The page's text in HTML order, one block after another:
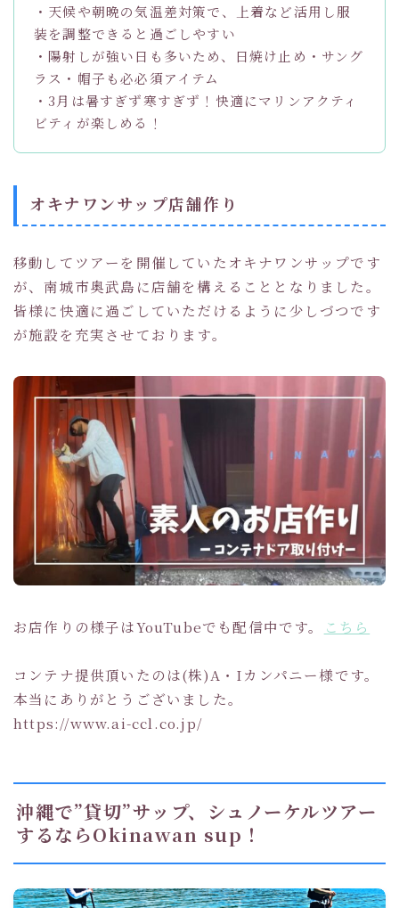
・天候や朝晩の気温差対策で、上着など活用し服
装を調整できると過ごしやすい
・陽射しが強い日も多いため、日焼け止め・サング
ラス・帽子も必必須アイテム
・3月は暑すぎず寒すぎず！快適にマリンアクティ
ビティが楽しめる！
オキナワンサップ店舗作り
移動してツアーを開催していたオキナワンサップです
が、南城市奥武島に店舗を構えることとなりました。
皆様に快適に過ごしていただけるように少しづつです
が施設を充実させております。
お店作りの様子はYouTubeでも配信中です。 こちら
コンテナ提供頂いたのは(株)A・Iカンパニー様です。
本当にありがとうございました。
https://www.ai-ccl.co.jp/
沖縄で”貸切”サップ、シュノーケルツアー
するならOkinawan sup！